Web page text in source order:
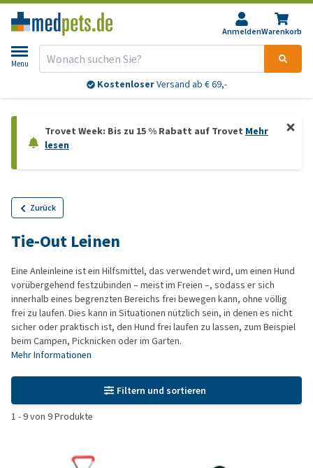
AnmeldenWarenkorb
Menu
KostenloserVersand ab € 69,-
Trovet Week: Bis zu 15 % Rabatt auf Trovet Mehr
lesen
Zurück
Tie-Out Leinen
Eine Anleinleine ist ein Hilfsmittel, das verwendet wird, um einen Hund
vorübergehend festzubinden – meist im Freien –, sodass er sich
innerhalb eines begrenzten Bereichs frei bewegen kann, ohne völlig
frei zu laufen. Dies kann in Situationen nützlich sein, in denen es nicht
sicher oder praktisch ist, den Hund frei laufen zu lassen, zum Beispiel
beim Campen, Picknicken oder im Garten.
Mehr Informationen
Filtern und sortieren
1 -9von 9Produkte